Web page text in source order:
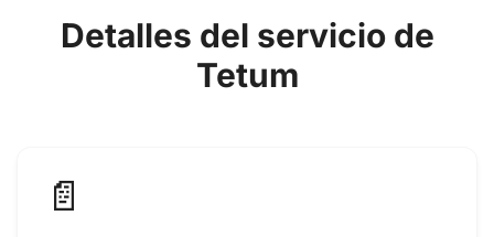
Detalles del servicio de
Tetum
📄